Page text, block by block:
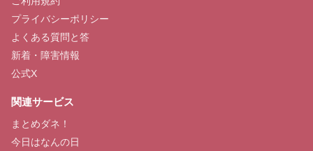
プライバシーポリシー
よくある質問と答
新着・障害情報
公式X
関連サービス
まとめダネ！
今日はなんの日